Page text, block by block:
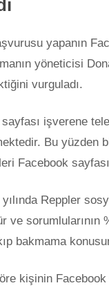
yapanın
yöneticisi
vurguladı.
işverene
Bu yüzden
Facebook
Reppler
ve sorumlularının
bakmama
kişinin